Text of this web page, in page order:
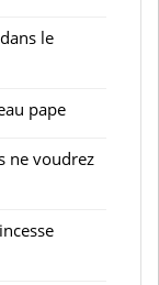
le
pape
ne voudrez